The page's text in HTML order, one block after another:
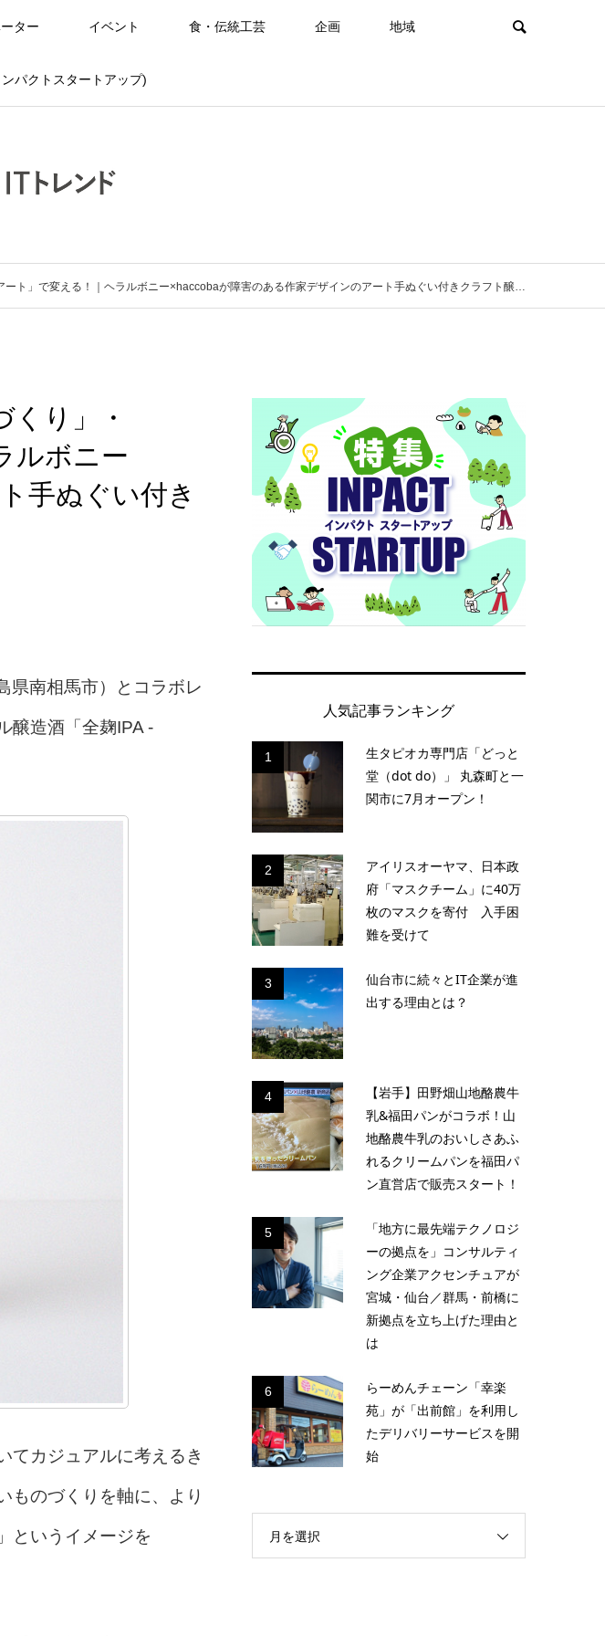
ター イベント 食・伝統工芸 企画 地域
パクトスタートアップ)
で変える！｜ヘラルボニー×haccobaが障害のある作家デザインのアート手ぬぐい付きクラフト醸造酒を発売
り」・
ルボニー
手ぬぐい付き
県南相馬市）とコラボレ
醸造酒「全麹IPA -
てカジュアルに考えるき
ものづくりを軸に、より
というイメージを
人気記事ランキング
1
生タピオカ専門店「どっと
堂（dot do）」 丸森町と一
関市に7月オープン！
2
アイリスオーヤマ、日本政
府「マスクチーム」に40万
枚のマスクを寄付 入手困
難を受けて
3
仙台市に続々とIT企業が進
出する理由とは？
4
【岩手】田野畑山地酪農牛
乳&福田パンがコラボ！山
地酪農牛乳のおいしさあふ
れるクリームパンを福田パ
ン直営店で販売スタート！
5
「地方に最先端テクノロジ
ーの拠点を」コンサルティ
ング企業アクセンチュアが
宮城・仙台／群馬・前橋に
新拠点を立ち上げた理由と
は
6
らーめんチェーン「幸楽
苑」が「出前館」を利用し
たデリバリーサービスを開
始
月を選択